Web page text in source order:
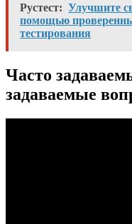
Рустест: Улучшите
помощью
тестирования
Часто
задаваемые